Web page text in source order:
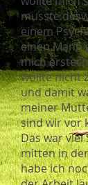
musste
einem
einen Mann
mich
wollte nicht
und damit
meiner
sind wir vor
Das war viel
mitten in
habe ich